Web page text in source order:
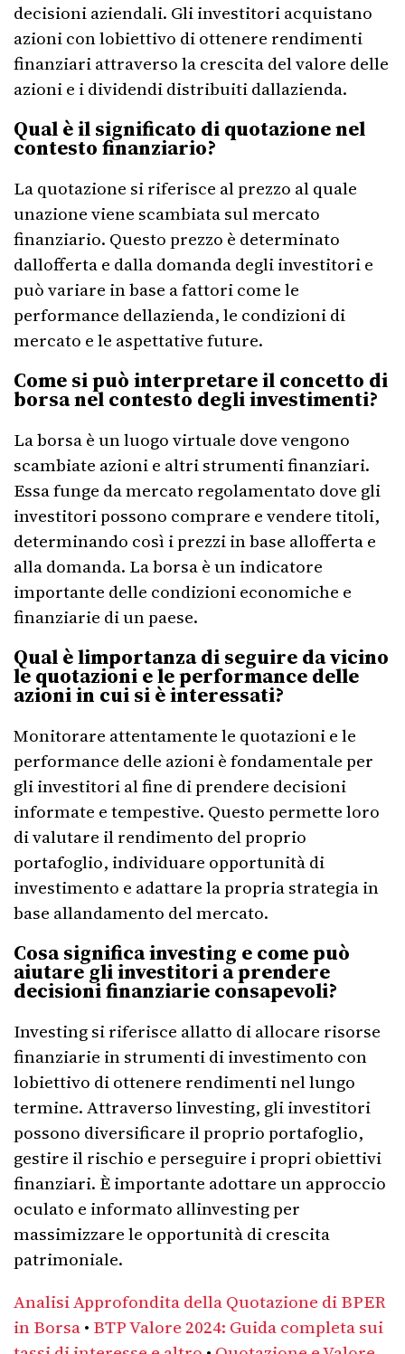
decisioni aziendali. Gli investitori acquistano
azioni con lobiettivo di ottenere rendimenti
finanziari attraverso la crescita del valore delle
azioni e i dividendi distribuiti dallazienda.
Qual è il significato di quotazione nel
contesto finanziario?
La quotazione si riferisce al prezzo al quale
unazione viene scambiata sul mercato
finanziario. Questo prezzo è determinato
dallofferta e dalla domanda degli investitori e
può variare in base a fattori come le
performance dellazienda, le condizioni di
mercato e le aspettative future.
Come si può interpretare il concetto di
borsa nel contesto degli investimenti?
La borsa è un luogo virtuale dove vengono
scambiate azioni e altri strumenti finanziari.
Essa funge da mercato regolamentato dove gli
investitori possono comprare e vendere titoli,
determinando così i prezzi in base allofferta e
alla domanda. La borsa è un indicatore
importante delle condizioni economiche e
finanziarie di un paese.
Qual è limportanza di seguire da vicino
le quotazioni e le performance delle
azioni in cui si è interessati?
Monitorare attentamente le quotazioni e le
performance delle azioni è fondamentale per
gli investitori al fine di prendere decisioni
informate e tempestive. Questo permette loro
di valutare il rendimento del proprio
portafoglio, individuare opportunità di
investimento e adattare la propria strategia in
base allandamento del mercato.
Cosa significa investing e come può
aiutare gli investitori a prendere
decisioni finanziarie consapevoli?
Investing si riferisce allatto di allocare risorse
finanziarie in strumenti di investimento con
lobiettivo di ottenere rendimenti nel lungo
termine. Attraverso linvesting, gli investitori
possono diversificare il proprio portafoglio,
gestire il rischio e perseguire i propri obiettivi
finanziari. È importante adottare un approccio
oculato e informato allinvesting per
massimizzare le opportunità di crescita
patrimoniale.
Analisi Approfondita della Quotazione di BPER
in Borsa• BTP Valore 2024: Guida completa sui